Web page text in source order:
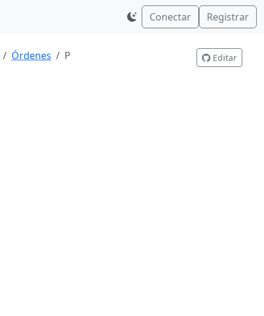
Conectar Registrar
Órdenes P Editar